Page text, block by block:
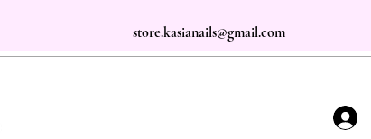
store.kasianails@gmail.com